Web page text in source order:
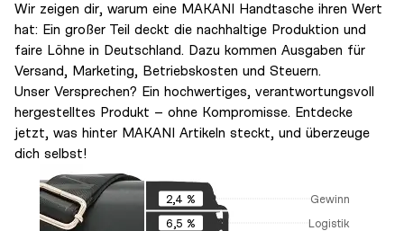
Wir zeigen dir, warum eine MAKANI Handtasche ihren Wert
hat: Ein großer Teil deckt die nachhaltige Produktion und
faire Löhne in Deutschland. Dazu kommen Ausgaben für
Versand, Marketing, Betriebskosten und Steuern.
Unser Versprechen? Ein hochwertiges, verantwortungsvoll
hergestelltes Produkt – ohne Kompromisse. Entdecke
jetzt, was hinter MAKANI Artikeln steckt, und überzeuge
dich selbst!
2,4 %
Gewinn
6,5 %
Logistik